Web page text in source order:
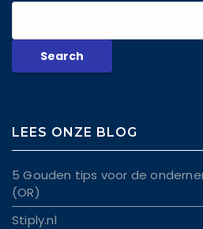
LEES ONZE BLOG
5 Gouden tips voor de
(OR)
Stiply.nl